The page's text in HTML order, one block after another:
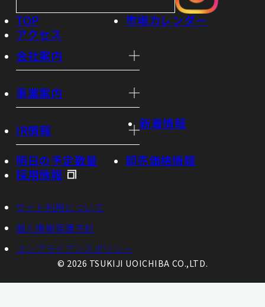
TOP
市場カレンダー
アクセス
会社案内
事業案内
IR情報 新着情報
明日の予定数量
卸売価格情報
採用情報
サイト利用について
個人情報保護方針
コンプライアンスポリシー
© 2026 TSUKIJI UOICHIBA CO.,LTD.